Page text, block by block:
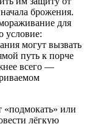
брожения.
для
условие:
могут вызвать
путь к порче
всего —
«подмокать» или
лёгкую